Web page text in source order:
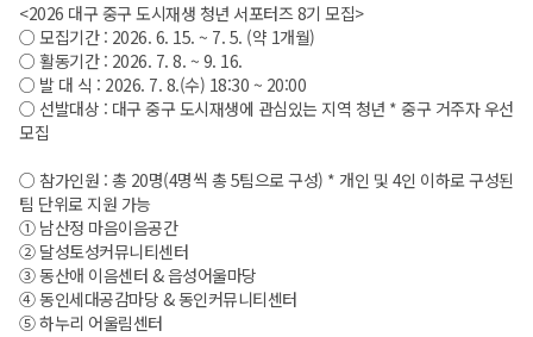
<2026 대구 중구 도시재생 청년 서포터즈 8기 모집>
○ 모집기간 : 2026. 6. 15. ~ 7. 5. (약 1개월)
○ 활동기간 : 2026. 7. 8. ~ 9. 16.
○ 발 대 식 : 2026. 7. 8.(수) 18:30 ~ 20:00
○ 선발대상 : 대구 중구 도시재생에 관심있는 지역 청년 * 중구 거주자 우선
모집
○ 참가인원 : 총 20명(4명씩 총 5팀으로 구성) * 개인 및 4인 이하로 구성된
팀 단위로 지원 가능
① 남산정 마음이음공간
② 달성토성커뮤니티센터
③ 동산애 이음센터 & 읍성어울마당
④ 동인세대공감마당 & 동인커뮤니티센터
⑤ 하누리 어울림센터